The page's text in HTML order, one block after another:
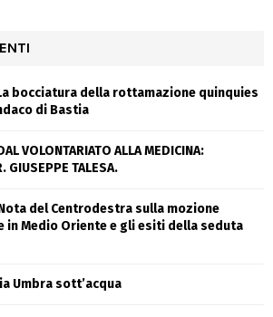
bocciatura della rottamazione quinquies
di Bastia
VOLONTARIATO ALLA MEDICINA:
GIUSEPPE TALESA.
del Centrodestra sulla mozione
in Medio Oriente e gli esiti della seduta
Umbra sott’acqua